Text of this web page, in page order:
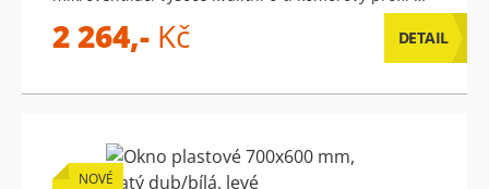
2 264,- Kč DETAIL
NOVÉ